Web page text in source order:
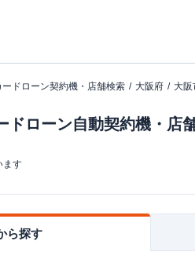
ードローン契約機・店舗検索 大阪府 大阪
ドローン自動契約機・店
ます
ら探す